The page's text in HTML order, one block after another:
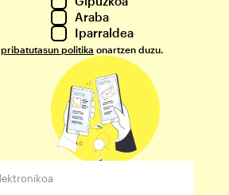
Araba
Iparraldea
pribatutasun politika onartzen duzu.